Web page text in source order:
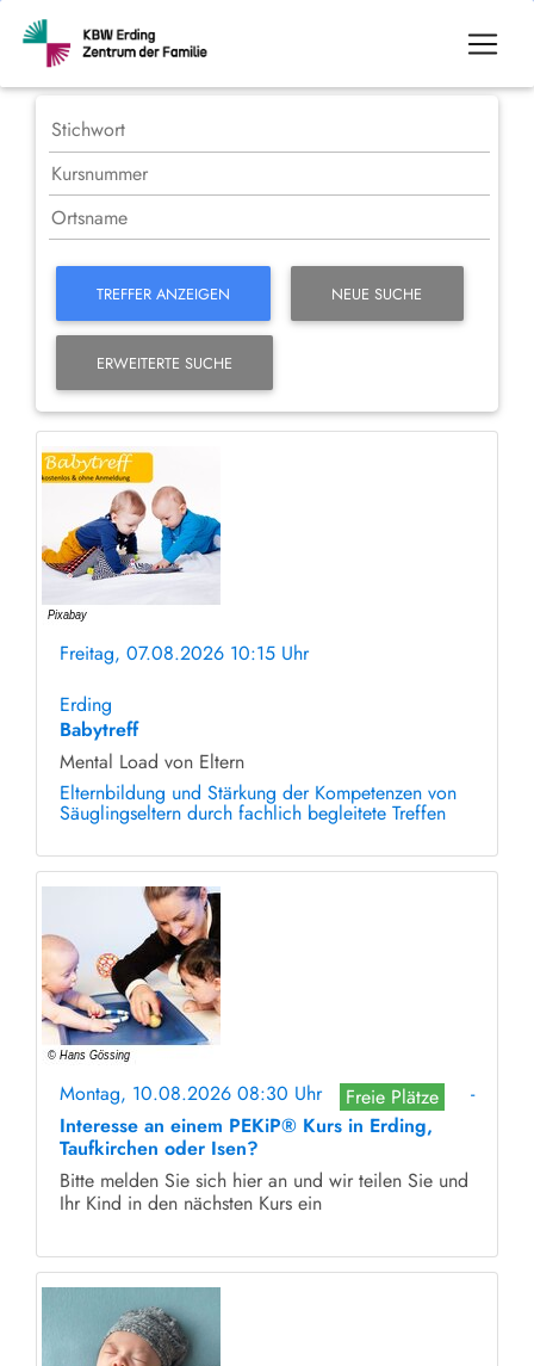
TREFFER ANZEIGEN NEUE SUCHE
ERWEITERTE SUCHE
Freitag, 07.08.2026 10:15 Uhr
Erding
Babytreff
Mental Load von Eltern
Elternbildung und Stärkung der Kompetenzen von
Säuglingseltern durch fachlich begleitete Treffen
Montag, 10.08.2026 08:30 Uhr Freie Plätze
-
Interesse an einem PEKiP® Kurs in Erding,
Taufkirchen oder Isen?
Bitte melden Sie sich hier an und wir teilen Sie und
Ihr Kind in den nächsten Kurs ein